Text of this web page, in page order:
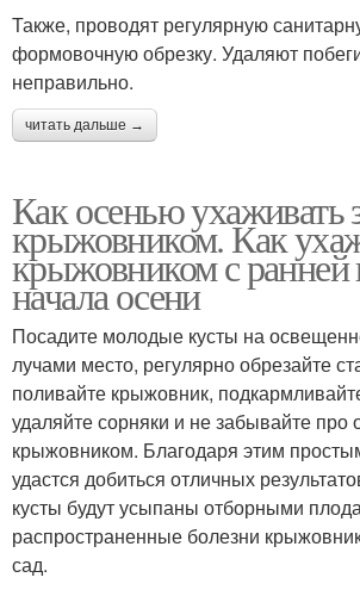
Также, проводят регулярную
формовочную обрезку. Удаляют
неправильно.
читать дальше →
Как осенью ухаживать
крыжовником. Как
крыжовником с ранней
начала осени
Посадите молодые кусты на
лучами место, регулярно обрезайте
поливайте крыжовник,
удаляйте сорняки и не забывайте про
крыжовником. Благодаря этим
удастся добиться отличных
кусты будут усыпаны отборными
распространенные болезни
сад.